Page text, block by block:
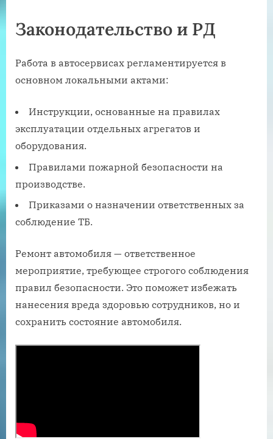
Законодательство и РД
Работа в автосервисах регламентируется в
основном локальными актами:
Инструкции, основанные на правилах
эксплуатации отдельных агрегатов и
оборудования.
Правилами пожарной безопасности на
производстве.
Приказами о назначении ответственных за
соблюдение ТБ.
Ремонт автомобиля — ответственное
мероприятие, требующее строгого соблюдения
правил безопасности. Это поможет избежать
нанесения вреда здоровью сотрудников, но и
сохранить состояние автомобиля.